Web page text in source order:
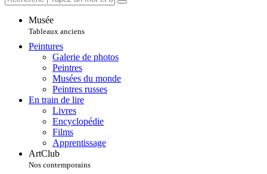
Musée
Tableaux anciens
Peintures
Galerie de photos
Peintres
Musées du monde
Peintres russes
En train de lire
Livres
Encyclopédie
Films
Apprentissage
ArtClub
Nos contemporains